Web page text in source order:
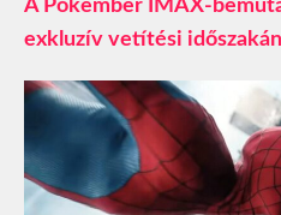
A Pókember IMAX-
exkluzív vetítési